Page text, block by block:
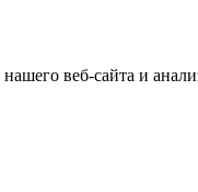
веб-сайта и